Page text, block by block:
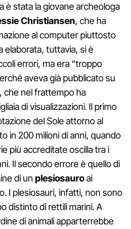
è stata la giovane archeologa
Christiansen, che ha
al computer piuttosto
elaborata, tuttavia, si è
errori, ma era “troppo
aveva già pubblicato su
che nel frattempo ha
di visualizzazioni. Il primo
del Sole attorno al
in 200 milioni di anni, quando
più accreditate oscilla tra i
Il secondo errore è quello di
di un plesiosauroai
I plesiosauri, infatti, non sono
distinto di rettili marini. A
di animali apparterrebbe